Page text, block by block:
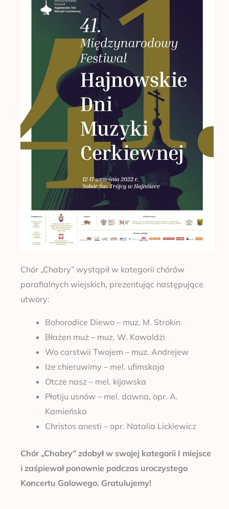
Chór „Chabry” wystąpił w kategorii chórów
parafialnych wiejskich, prezentując następujące
utwory:
Bohorodice Diewo – muz. M. Strokin
Błażen muż – muz. W. Kowaldżi
Wo carstwii Twojem – muz. Andrejew
Iże chieruwimy – mel. ufimskaja
Otcze nasz – mel. kijowska
Płotiju usnów – mel. dawna, opr. A.
Kamieńska
Christos anesti – opr. Natalia Lickiewicz
Chór „Chabry” zdobył w swojej kategorii I miejsce
i zaśpiewał ponownie podczas uroczystego
Koncertu Galowego. Gratulujemy!